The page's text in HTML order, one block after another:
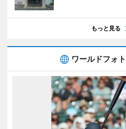
もっと見る
ワールドフォ